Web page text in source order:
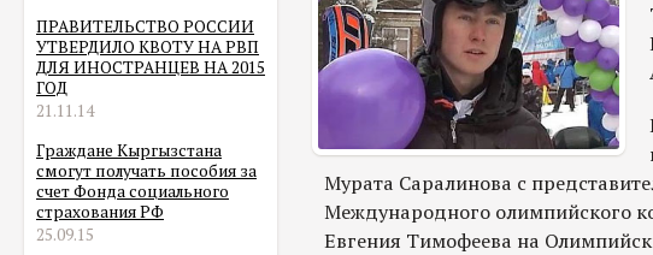
ПРАВИТЕЛЬСТВО РОССИИ
УТВЕРДИЛО КВОТУ НА РВП
ДЛЯ ИНОСТРАНЦЕВ НА 2015
ГОД
21.11.14
Граждане Кыргызстана
смогут получать пособия за
счет Фонда социального
страхования РФ
25.09.15
Мурата Саралинова с
Международного олимпийского
Евгения Тимофеева на